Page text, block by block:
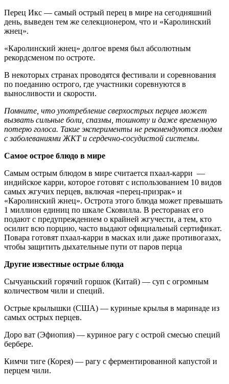
Перец Икс — самый острый перец в мире на сегодняшний
день, выведен тем же селекционером, что и «Каролинский
жнец».
«Каролинский жнец» долгое время был абсолютным
рекордсменом по остроте.
В некоторых странах проводятся фестивали и соревнования
по поеданию острого, где участники соревнуются в
выносливости и скорости.
Помните, что употребление сверхострых перцев может
вызвать сильные боли, спазмы, тошноту и даже временную
потерю голоса. Такие эксперименты не рекомендуются людям
с заболеваниями ЖКТ и сердечно-сосудистой системы.
Самое острое блюдо в мире
Самым острым блюдом в мире считается пхаал-карри —
индийское карри, которое готовят с использованием 10 видов
самых жгучих перцев, включая «перец-призрак» и
«Каролинский жнец». Острота этого блюда может превышать
1 миллион единиц по шкале Сковилла. В ресторанах его
подают с предупреждением о крайней жгучести, а тем, кто
осилит всю порцию, часто выдают официальный сертификат.
Повара готовят пхаал-карри в масках или даже противогазах,
чтобы защитить дыхательные пути от паров перца
Другие известные острые блюда
Сычуаньский горячий горшок (Китай) — суп с огромным
количеством чили и специй.
Острые крылышки (США) — куриные крылья в маринаде из
самых острых перцев.
Доро ват (Эфиопия) — куриное рагу с острой смесью специй
бербере.
Кимчи тиге (Корея) — рагу с ферментированной капустой и
перцем чили.